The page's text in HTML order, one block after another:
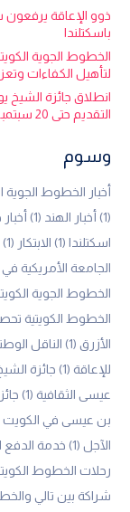
ذوو الإعاقة
باسكتلندا
الخطوط الجوية
لتأهيل الكفاءات
انطلاق جائزة
التقديم حتى 20 سبتمبر
وسوم
أخبار الخطوط الجوية
(1)
أخبار الهند (1)
اسكتلندا (1) الابتكار (1)
الجامعة الأمريكية
الخطوط الجوية
الخطوط الكويتية
الأزرق (1) الناقل
للإعاقة (1) جائزة
عيسى الثقافية (1)
بن عيسى في الكويت
الآجل (1) خدمة الدفع
رحلات الخطوط
شراكة بين تالي